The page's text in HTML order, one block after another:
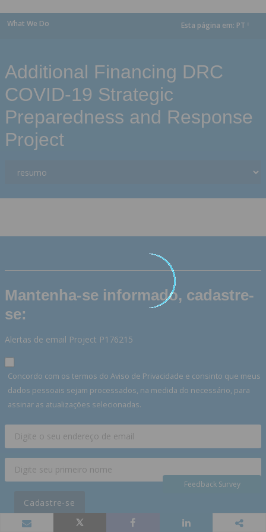
What We Do Esta página em: PT
Additional Financing DRC
COVID-19 Strategic
Preparedness and Response
Project
Mantenha-se informado, cadastre-
se:
Alertas de email Project P176215
Concordo com os termos do Aviso de Privacidade e consinto que meus
dados pessoais sejam processados, na medida do necessário, para
assinar as atualizações selecionadas.
Cadastre-se
Feedback Survey